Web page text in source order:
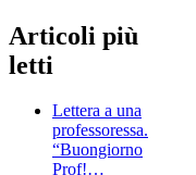
Articoli più
letti
Lettera a una
professoressa.
“Buongiorno
Prof!…